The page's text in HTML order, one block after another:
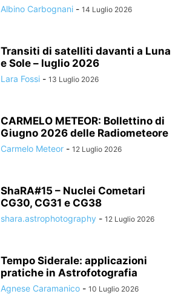
Albino Carbognani - 14 Luglio 2026
Transiti di satelliti davanti a Luna
e Sole – luglio 2026
Lara Fossi - 13 Luglio 2026
CARMELO METEOR: Bollettino di
Giugno 2026 delle Radiometeore
Carmelo Meteor - 12 Luglio 2026
ShaRA#15 – Nuclei Cometari
CG30, CG31 e CG38
shara.astrophotography - 12 Luglio 2026
Tempo Siderale: applicazioni
pratiche in Astrofotografia
Agnese Caramanico - 10 Luglio 2026